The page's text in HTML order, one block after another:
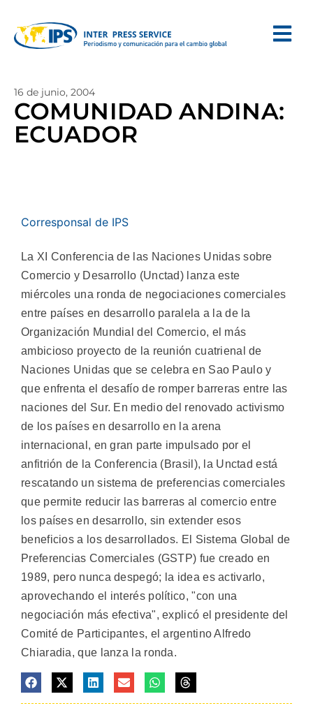
16 de junio, 2004
COMUNIDAD ANDINA:
ECUADOR
Corresponsal de IPS
La XI Conferencia de las Naciones Unidas sobre
Comercio y Desarrollo (Unctad) lanza este
miércoles una ronda de negociaciones comerciales
entre países en desarrollo paralela a la de la
Organización Mundial del Comercio, el más
ambicioso proyecto de la reunión cuatrienal de
Naciones Unidas que se celebra en Sao Paulo y
que enfrenta el desafío de romper barreras entre las
naciones del Sur. En medio del renovado activismo
de los países en desarrollo en la arena
internacional, en gran parte impulsado por el
anfitrión de la Conferencia (Brasil), la Unctad está
rescatando un sistema de preferencias comerciales
que permite reducir las barreras al comercio entre
los países en desarrollo, sin extender esos
beneficios a los desarrollados. El Sistema Global de
Preferencias Comerciales (GSTP) fue creado en
1989, pero nunca despegó; la idea es activarlo,
aprovechando el interés político, "con una
negociación más efectiva", explicó el presidente del
Comité de Participantes, el argentino Alfredo
Chiaradia, que lanza la ronda.